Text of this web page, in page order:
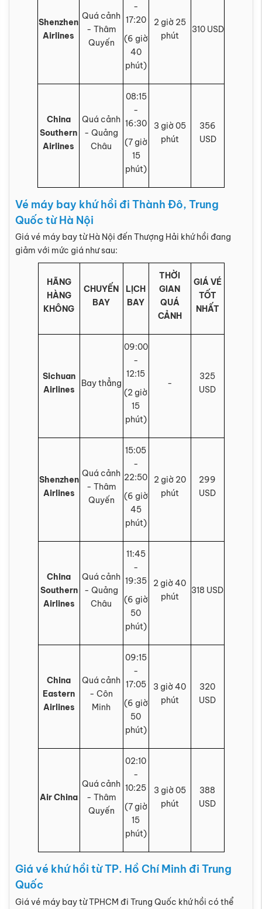
Shenzhen
Airlines
Quá cảnh
- Thâm
Quyến
-
17:20
(6 giờ
40
phút)
2 giờ 25
phút
310 USD
China
Southern
Airlines
Quá cảnh
- Quảng
Châu
08:15
-
16:30
(7 giờ
15
phút)
3 giờ 05
phút
356
USD
Vé máy bay khứ hồi đi Thành Đô, Trung
Quốc từ Hà Nội
Giá vé máy bay từ Hà Nội đến Thượng Hải khứ hồi đang
giảm với mức giá như sau:
HÃNG
HÀNG
KHÔNG
CHUYẾN
BAY
LỊCH
BAY
THỜI
GIAN
QUÁ
CẢNH
GIÁ VÉ
TỐT
NHẤT
Sichuan
Airlines
Bay thẳng
09:00
-
12:15
(2 giờ
15
phút)
-
325
USD
Shenzhen
Airlines
Quá cảnh
- Thâm
Quyến
15:05
-
22:50
(6 giờ
45
phút)
2 giờ 20
phút
299
USD
China
Southern
Airlines
Quá cảnh
- Quảng
Châu
11:45
-
19:35
(6 giờ
50
phút)
2 giờ 40
phút
318 USD
China
Eastern
Airlines
Quá cảnh
- Côn
Minh
09:15
-
17:05
(6 giờ
50
phút)
3 giờ 40
phút
320
USD
Air China
Quá cảnh
- Thâm
Quyến
02:10
-
10:25
(7 giờ
15
phút)
3 giờ 05
phút
388
USD
Giá vé khứ hồi từ TP. Hồ Chí Minh đi Trung
Quốc
Giá vé máy bay từ TPHCM đi Trung Quốc khứ hồi có thể